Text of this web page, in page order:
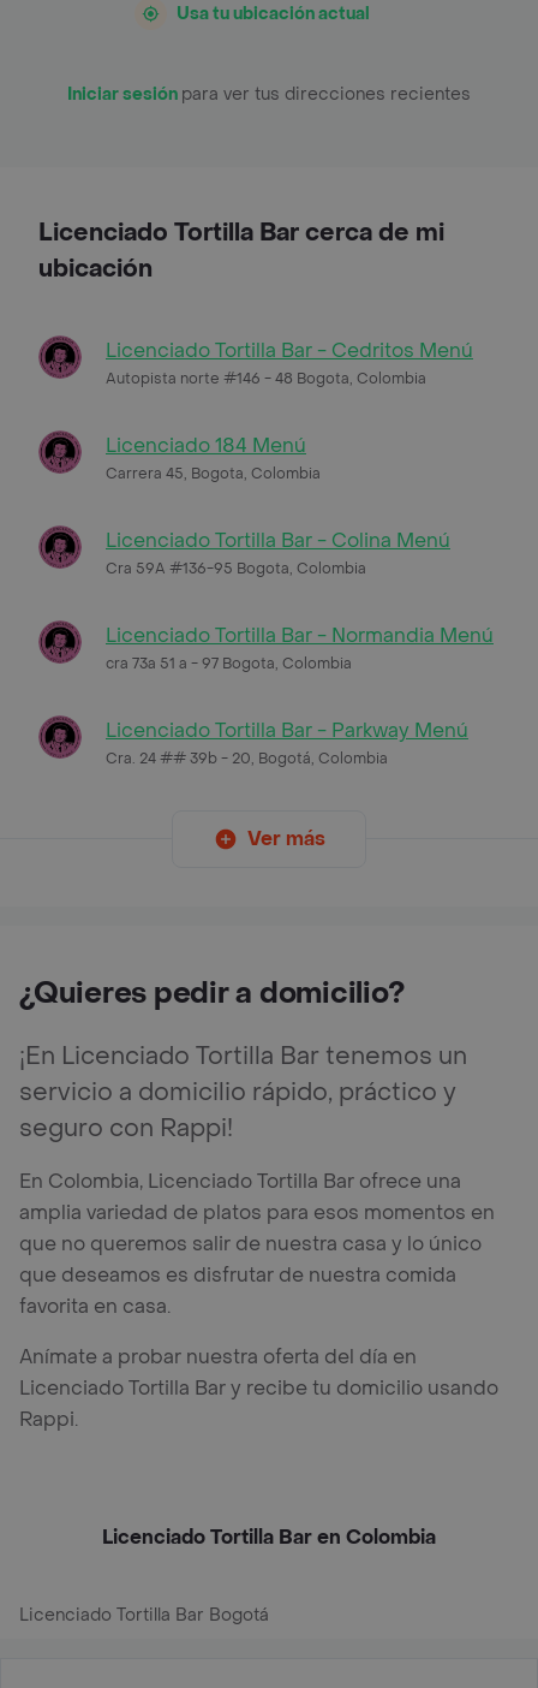
Usa tu ubicación actual
Iniciar sesión para ver tus direcciones recientes
Licenciado Tortilla Bar cerca de mi
ubicación
Licenciado Tortilla Bar - Cedritos Menú
Autopista norte #146 - 48 Bogota, Colombia
Licenciado 184 Menú
Carrera 45, Bogota, Colombia
Licenciado Tortilla Bar - Colina Menú
Cra 59A #136-95 Bogota, Colombia
Licenciado Tortilla Bar - Normandia Menú
cra 73a 51 a - 97 Bogota, Colombia
Licenciado Tortilla Bar - Parkway Menú
Cra. 24 ## 39b - 20, Bogotá, Colombia
Ver más
¿Quieres pedir a domicilio?
¡En Licenciado Tortilla Bar tenemos un
servicio a domicilio rápido, práctico y
seguro con Rappi!
En Colombia, Licenciado Tortilla Bar ofrece una
amplia variedad de platos para esos momentos en
que no queremos salir de nuestra casa y lo único
que deseamos es disfrutar de nuestra comida
favorita en casa.
Anímate a probar nuestra oferta del día en
Licenciado Tortilla Bar y recibe tu domicilio usando
Rappi.
Licenciado Tortilla Bar en Colombia
Licenciado Tortilla Bar Bogotá